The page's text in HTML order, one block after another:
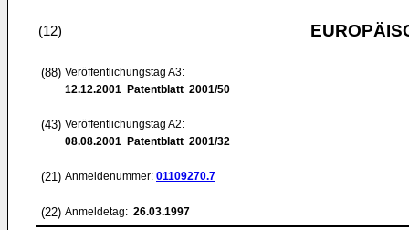
(12)
(88) Veröffentlichungstag A3:
12.12.2001 Patentblatt 2001/50
(43) Veröffentlichungstag A2:
08.08.2001 Patentblatt 2001/32
(21) Anmeldenummer: 01109270.7
(22) Anmeldetag: 26.03.1997